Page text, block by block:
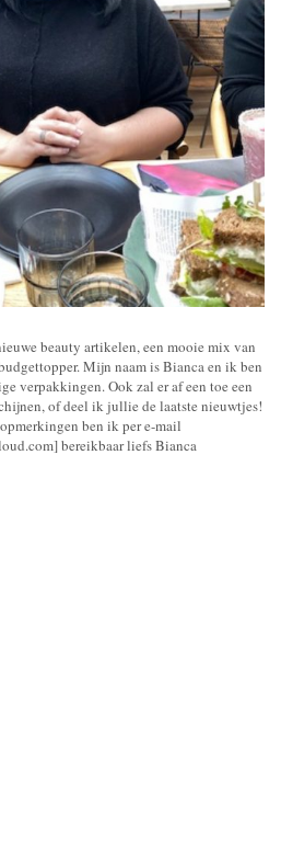
beauty artikelen, een mooie mix van
Mijn naam is Bianca en ik ben
verpakkingen. Ook zal er af een toe een
of deel ik jullie de laatste nieuwtjes!
ben ik per e-mail
bereikbaar liefs Bianca